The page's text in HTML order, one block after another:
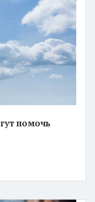
помочь